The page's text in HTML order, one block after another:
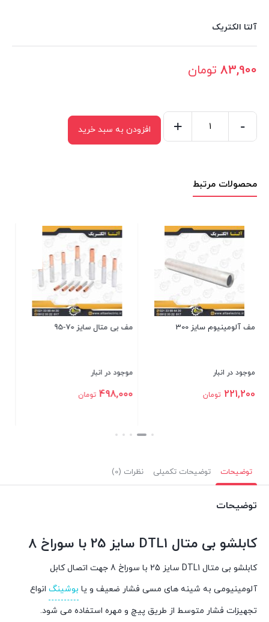
آلتا الکتریک
83,900 تومان
DTL1
-
+ افزودن به سبد خرید
محصولات مرتبط
مف بی متال سایز 70-95
موجود در انبار
498,000 تومان
کابلشو آلومینیوم سایز 120
موجود در انبار
79,100 تومان
توضیحات توضیحات تکمیلی نظرات (0)
توضیحات
کابلشو بی متال DTL1 سایز 25 با سوراخ 8
کابلشو بی متال DTL1 سایز 25 با سوراخ 8 جهت اتصال کابل
آلومينيومی به شينه های مسی فشار ضعيف و يا بوشينگ انواع
تجهيزات فشار متوسط از طريق پيچ و مهره استفاده می شود.